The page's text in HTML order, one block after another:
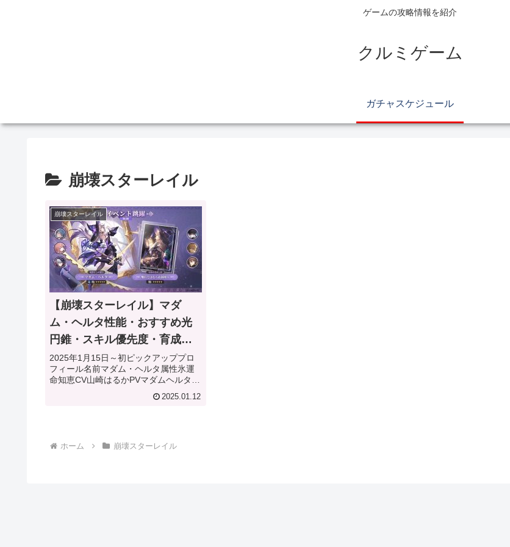
ゲームの攻略情報を紹介
クルミゲーム
ガチャスケジュール
崩壊スターレイル
崩壊スターレイル
【崩壊スターレイル】マダ
ム・ヘルタ性能・おすすめ光
円錐・スキル優先度・育成ガ
イド
2025年1月15日～初ピックアッププロ
フィール名前マダム・ヘルタ属性氷運
命知恵CV山崎はるかPVマダムヘルタ性
め、消費する事でダメージを与えるキ
2025.01.12
ホーム 崩壊スターレイル